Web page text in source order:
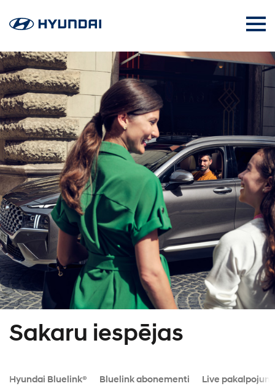
Sakaru iespējas
Hyundai Bluelink® Bluelink abonementi Live pakalpojumi